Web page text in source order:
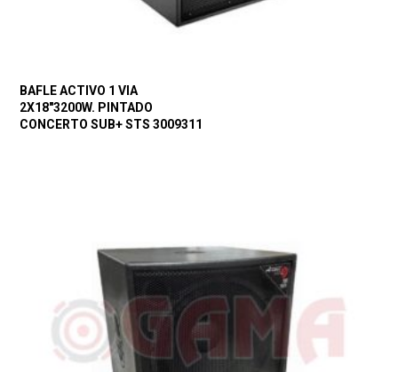
BAFLE ACTIVO 1 VIA
2X18″3200W. PINTADO
CONCERTO SUB+ STS 3009311